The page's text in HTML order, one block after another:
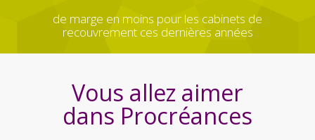
de marge en moins pour les cabinets de
recouvrement ces dernières années
Vous allez aimer
dans Procréances